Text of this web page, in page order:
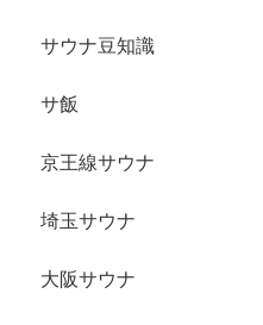
サウナ豆知識
サ飯
京王線サウナ
埼玉サウナ
大阪サウナ